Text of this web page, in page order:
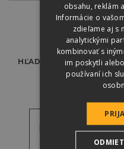
HĽADÁTE ODBORNÍKA?
Referenčné fotky
obsahu, reklám
Informácie o
zdieľame aj s
analytickými
kombinovať s
im poskytli
používaní ich